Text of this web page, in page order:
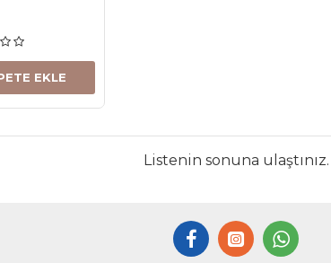
EKLE
Listenin sonuna ulaştınız.